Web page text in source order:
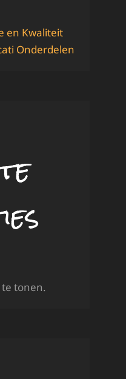
en Kwaliteit
Onderdelen
te tonen.